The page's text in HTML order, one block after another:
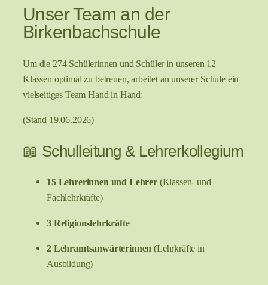
Unser Team an der
Birkenbachschule
Um die 274 Schülerinnen und Schüler in unseren 12
Klassen optimal zu betreuen, arbeitet an unserer Schule ein
vielseitiges Team Hand in Hand:
(Stand 19.06.2026)
📖 Schulleitung & Lehrerkollegium
15 Lehrerinnen und Lehrer(Klassen- und
Fachlehrkräfte)
3 Religionslehrkräfte
2 Lehramtsanwärterinnen (Lehrkräfte in
Ausbildung)